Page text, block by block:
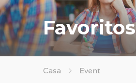
Favoritos
Casa Event